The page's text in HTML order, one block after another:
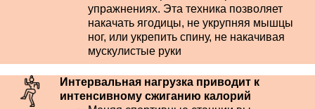
упражнениях. Эта техника позволяет
накачать ягодицы, не укрупняя мышцы
ног, или укрепить спину, не накачивая
мускулистые руки
Интервальная нагрузка приводит к
интенсивному сжиганию калорий